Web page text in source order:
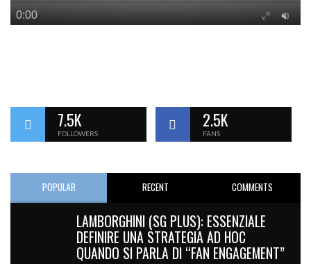
7.5K
FOLLOWERS
2.5K
FANS
POPULAR RECENT COMMENTS
LAMBORGHINI (SG PLUS): ESSENZIALE
DEFINIRE UNA STRATEGIA AD HOC
QUANDO SI PARLA DI “FAN ENGAGEMENT”